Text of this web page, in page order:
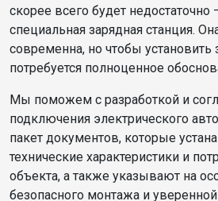
скорее всего будет недостаточно
специальная зарядная станция.
современна, но чтобы
потребуется полноценное
Мы поможем с разработкой и
подключения электрического
пакет документов, которые
технические характеристики и
объекта, а также указывают на
безопасного монтажа и